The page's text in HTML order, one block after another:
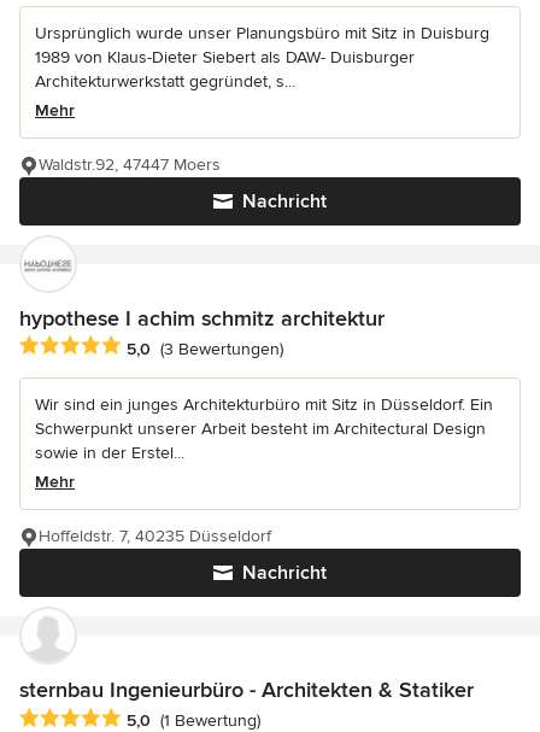
Ursprünglich wurde unser Planungsbüro mit Sitz in Duisburg
1989 von Klaus-Dieter Siebert als DAW- Duisburger
Architekturwerkstatt gegründet, s...
Mehr
Nachricht
Waldstr.92, 47447 Moers
hypothese I achim schmitz architektur
Durchschnittliche Bewertung: 5 von 5 Sternen
5,0 (3 Bewertungen)
Wir sind ein junges Architekturbüro mit Sitz in Düsseldorf. Ein
Schwerpunkt unserer Arbeit besteht im Architectural Design
sowie in der Erstel...
Mehr
Nachricht
Hoffeldstr. 7, 40235 Düsseldorf
sternbau Ingenieurbüro - Architekten & Statiker
Durchschnittliche Bewertung: 5 von 5 Sternen
5,0 (1 Bewertung)